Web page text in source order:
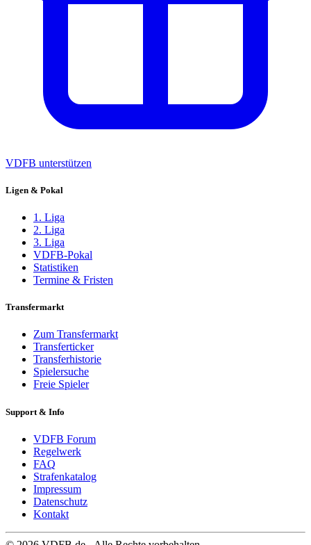
VDFB unterstützen
Ligen & Pokal
1. Liga
2. Liga
3. Liga
VDFB-Pokal
Statistiken
Termine & Fristen
Transfermarkt
Zum Transfermarkt
Transferticker
Transferhistorie
Spielersuche
Freie Spieler
Support & Info
VDFB Forum
Regelwerk
FAQ
Strafenkatalog
Impressum
Datenschutz
Kontakt